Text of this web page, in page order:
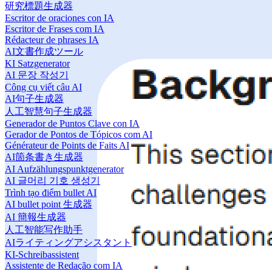
研究標題生成器
Escritor de oraciones con IA
Escritor de Frases com IA
Rédacteur de phrases IA
AI文書作成ツール
KI Satzgenerator
AI 문장 작성기
Công cụ viết câu AI
AI句子生成器
人工智慧句子生成器
Generador de Puntos Clave con IA
Gerador de Pontos de Tópicos com AI
Générateur de Points de Faits AI
AI箇条書き生成器
AI Aufzählungspunktgenerator
AI 글머리 기호 생성기
Trình tạo điểm bullet AI
AI bullet point 生成器
AI 簡報生成器
人工智能写作助手
AIライティングアシスタント
KI-Schreibassistent
Assistente de Redação com IA